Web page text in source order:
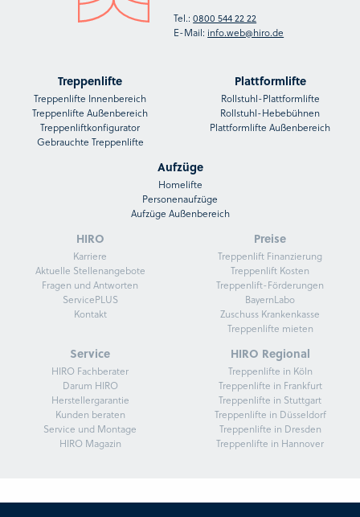
Tel.:0800 544 22 22
E-Mail: info.web@hiro.de
Treppenlifte
Treppenlifte Innenbereich
Treppenlifte Außenbereich
Treppenliftkonfigurator
Gebrauchte Treppenlifte
Plattformlifte
Rollstuhl-Plattformlifte
Rollstuhl-Hebebühnen
Plattformlifte Außenbereich
Aufzüge
Homelifte
Personenaufzüge
Aufzüge Außenbereich
HIRO
Karriere
Aktuelle Stellenangebote
Fragen und Antworten
ServicePLUS
Kontakt
Preise
Treppenlift Finanzierung
Treppenlift Kosten
Treppenlift-Förderungen
BayernLabo
Zuschuss Krankenkasse
Treppenlifte mieten
Service
HIRO Fachberater
Darum HIRO
Herstellergarantie
Kunden beraten
Service und Montage
HIRO Magazin
HIRO Regional
Treppenlifte in Köln
Treppenlifte in Frankfurt
Treppenlifte in Stuttgart
Treppenlifte in Düsseldorf
Treppenlifte in Dresden
Treppenlifte in Hannover